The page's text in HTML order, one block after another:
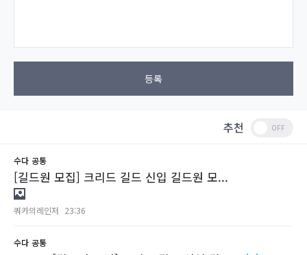
등록
추천
수다 공통
[길드원 모집] 크리드 길드 신입 길드원 모...
쿼카의레인저 23:36
수다 공통